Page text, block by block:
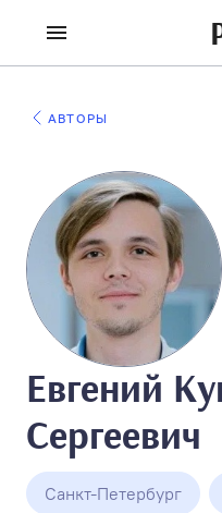
АВТОРЫ
Евгений
Сергеевич
Санкт-Петербург